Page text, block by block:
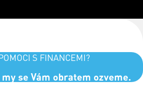
S FINANCEMI?
se Vám obratem ozveme.